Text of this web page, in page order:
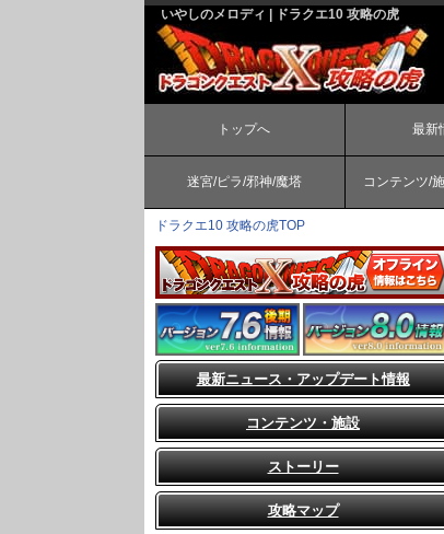
いやしのメロディ | ドラクエ10 攻略の虎
トップへ 最新
迷宮/ピラ/邪神/魔塔 コンテンツ/
ドラクエ10 攻略の虎TOP
最新ニュース・アップデート情報
コンテンツ・施設
ストーリー
攻略マップ